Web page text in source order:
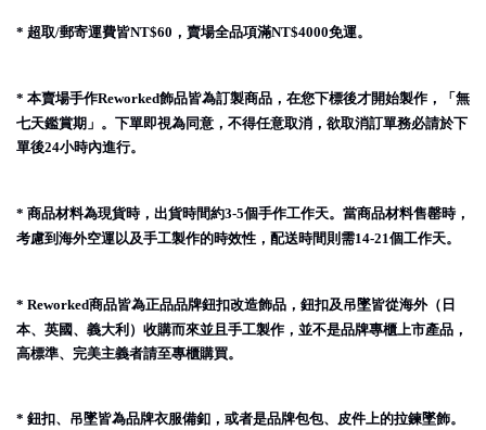
* 超取/郵寄運費皆NT$60 ，賣場全品項滿NT$4000免運。
* 本賣場手作Reworked飾品皆為訂製商品，在您下標後才開始製作，「無
七天鑑賞期」。下單即視為同意，不得任意取消，欲取消訂單務必請於下
單後24小時內進行。
* 商品材料為現貨時，出貨時間約3-5個手作工作天。當商品材料售罄時，
考慮到海外空運以及手工製作的時效性，配送時間則需14-21個工作天。
* Reworked商品皆為正品品牌鈕扣改造飾品，鈕扣及吊墜皆從海外（日
本、英國、義大利）收購而來並且手工製作，並不是品牌專櫃上市產品，
高標準、完美主義者請至專櫃購買。
* 鈕扣、吊墜皆為品牌衣服備釦，或者是品牌包包、皮件上的拉鍊墜飾。